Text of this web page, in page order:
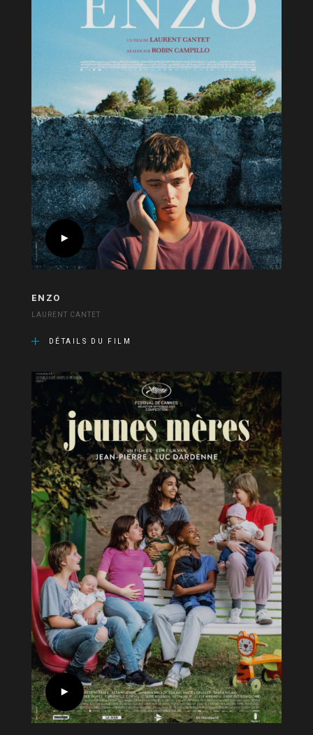
ENZO
LAURENT CANTET
DÉTAILS DU FILM